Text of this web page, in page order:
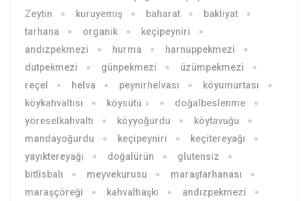
Zeytin
kuruyemiş baharat
bakliyat
tarhana
organik
keçipeyniri
andızpekmezi
hurma
harnuppekmezi
dutpekmezi
günpekmezi
üzümpekmezi
reçel
helva peynirhelvası
köyumurtası
köykahvaltısı
köysütü ♀
doğalbeslenme
yöreselkahvaltı
köyyoğurdu
köytavuğu
mandayoğurdu
keçipeyniri
keçitereyağı
yayıktereyağı
doğalürün
glutensiz
bitlisbalı
meyvekurusu
maraştarhanası
maraşçöreği
kahvaltıaşkı
andızpekmezi